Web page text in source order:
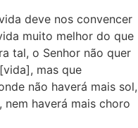
deve nos convencer
muito melhor do que
tal, o Senhor não quer
mas que
não have­rá mais sol,
haverá mais choro